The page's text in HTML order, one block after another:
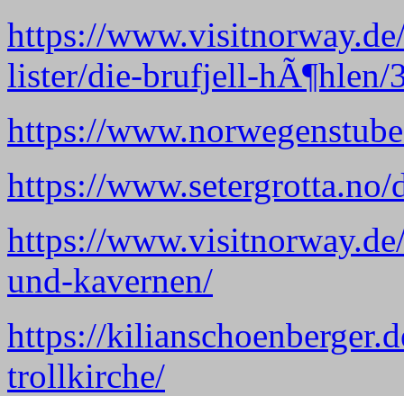
https://
lister/die-brufjell-hÃ¶hlen/
https://
https://www.setergrotta.no/
https://
und-kavernen/
https://
trollkirche/